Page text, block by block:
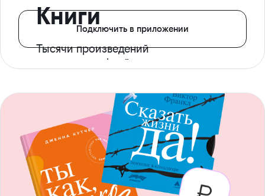
Книги
Тысячи произведений
с доступом офлайн
Подключить в приложении